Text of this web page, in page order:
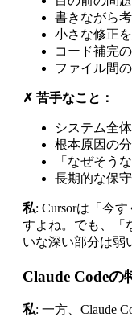
書きながら
小さな修正
コード補完
ファイル間
✗ 苦手なこと：
システム全
根本原因の
「なぜそう
長期的な保
私: Cursorは「今
すよね。でも、「
いな深い部分は弱
Claude Codeの
私: 一方、Claude